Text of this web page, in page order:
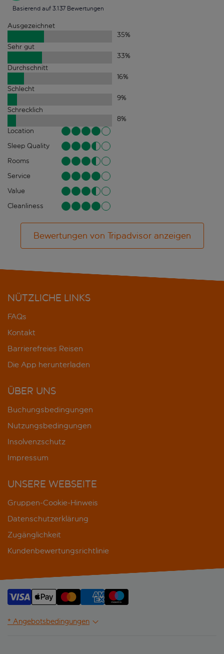
Basierend auf 3.137 Bewertungen
Ausgezeichnet
35%
Sehr gut
33%
Durchschnitt
16%
Schlecht
9%
Schrecklich
8%
Location
Sleep Quality
Rooms
Service
Value
Cleanliness
Bewertungen von Tripadvisor anzeigen
NÜTZLICHE LINKS
FAQs
Kontakt
Barrierefreies Reisen
Die App herunterladen
ÜBER UNS
Buchungsbedingungen
Nutzungsbedingungen
Insolvenzschutz
Impressum
UNSERE WEBSEITE
Gruppen-Cookie-Hinweis
Datenschutzerklärung
Zugänglichkeit
Kundenbewertungsrichtlinie
* Angebotsbedingungen